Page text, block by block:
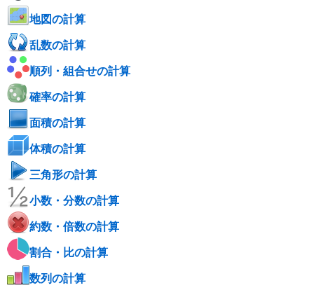
地図の計算
乱数の計算
順列・組合せの計算
確率の計算
面積の計算
体積の計算
三角形の計算
小数・分数の計算
約数・倍数の計算
割合・比の計算
数列の計算